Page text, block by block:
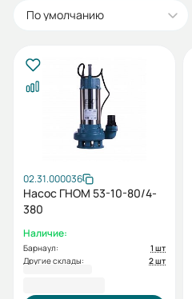
По умолчанию
02.31.000036
Насос ГНОМ 53-10-80/4-
380
Наличие:
Барнаул:
1 шт
Другие склады:
2 шт